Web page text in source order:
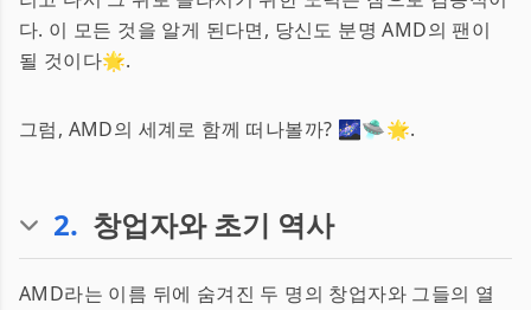
다. 이 모든 것을 알게 된다면, 당신도 분명 AMD의 팬이
될 것이다🌟.
그럼, AMD의 세계로 함께 떠나볼까? 🌌🛸🌟.
2. 창업자와 초기 역사
AMD라는 이름 뒤에 숨겨진 두 명의 창업자와 그들의 열